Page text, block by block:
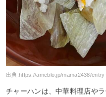
出典: https://ameblo.jp/mama2438/
チャーハンは、中華料理店や